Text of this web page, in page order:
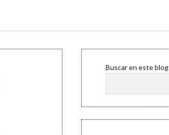
Sidebar
Buscar en este blog